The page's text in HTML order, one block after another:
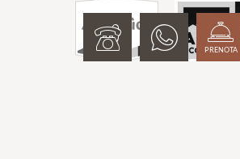
PRENOTA